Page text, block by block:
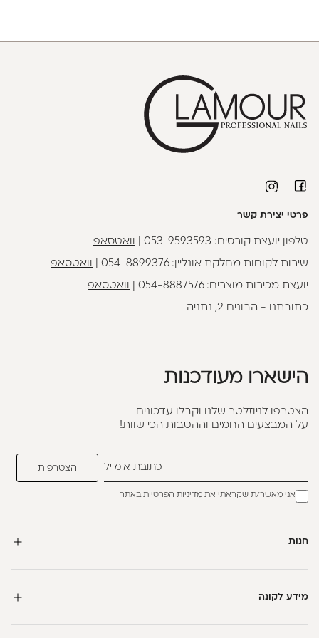
פרטי יצירת קשר
טלפון יועצת קורסים: 053-9593593 וואטסאפ
שירות לקוחות מחלקת אונליין:054-8899376 וואטסאפ
יועצת מכירות מוצרים:054-8887576 וואטסאפ
כתובתנו - הבונים 2, נתניה
הישארו מעודכנות
הצטרפו לניוזלטר שלנו וקבלו עדכונים
על המבצעים החמים וההטבות הכי שוות!
אני מאשר/ת שקראתי את מדיניות הפרטיותבאתר
חנות
מידע לקונה